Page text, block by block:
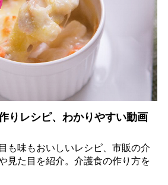
りレシピ、わかりやすい動画
も味もおいしいレシピ、市販の介
見た目を紹介。介護食の作り方を